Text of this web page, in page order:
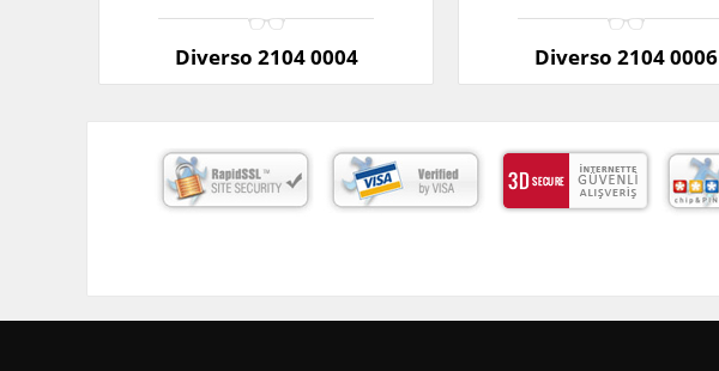
Diverso 2104 0004 Diverso 2104 0006